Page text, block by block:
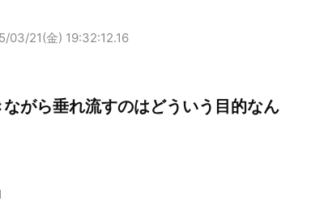
03/21(金) 19:32:12.16
がら垂れ流すのはどういう目的なん